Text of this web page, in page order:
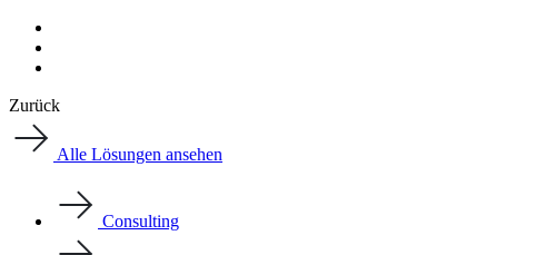
Zurück
Alle Lösungen ansehen
Consulting